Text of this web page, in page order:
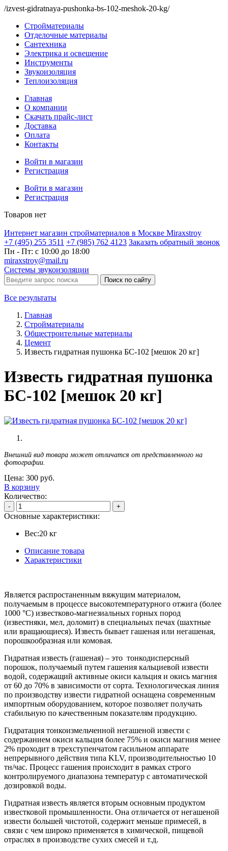
/izvest-gidratnaya-pushonka-bs-102-meshok-20-kg/
Стройматериалы
Отделочные материалы
Сантехника
Электрика и освещение
Инструменты
Звукоизоляция
Теплоизоляция
Главная
О компании
Скачать прайс-лист
Доставка
Оплата
Контакты
Войти в магазин
Регистрация
Войти в магазин
Регистрация
Товаров нет
Интернет магазин стройматериалов в Москве Miraxstroy
+7 (495) 255 3511 +7 (985) 762 4123 Заказать обратный звонок
Пн - Пт: с 10:00 до 18:00
miraxstroy@mail.ru
Системы звукоизоляции
Поиск по сайту
Все результаты
Главная
Стройматериалы
Общестроительные материалы
Цемент
Известь гидратная пушонка БС-102 [мешок 20 кг]
Известь гидратная пушонка
БС-102 [мешок 20 кг]
Внешний вид товара может отличатся от представленного на
фотографии.
Цена: 300 руб.
В корзину
Количество:
- +
Основные характеристики:
Вес:20 кг
Описание товара
Характеристики
Является распростаненным вяжущим материалом,
получаемым в процессе высокотемпературного отжига (более
1000 °С) известково-магнезиальных горных пород
(известняки, мел, доломит) в специальных печах (шахтные
или вращающиеся). Известь бывает гашеная или негашеная,
порошкообразная или комовая.
Гидратная известь (гашеная) – это тонкодисперсный
порошок, получаемый путем гашения кальциевой извести
водой, содержащий активные окиси кальция и окись магния
от 60 до 70% в зависимости от сорта. Технологическая линия
по производству извести гидратной оснащена современным
импортным оборудованием, которое позволяет получать
стабильную по качественным показателям продукцию.
Гидратация тонкоизмельченной негашеной извести с
содержанием окиси кальция более 75% и окиси магния менее
2% проходит в трехступенчатом гасильном аппарате
непрерывного действия типа KLV, производительностью 10
тн/час. Процесс гашения происходит в рамках строго
контролируемого диапазона температур с автоматической
дозировкой воды.
Гидратная известь является вторым основным продуктом
известковой промышленности. Она отличается от негашеной
извести большей чистотой, содержит меньше примесей, в
связи с чем широко применяется в химической, пищевой
отраслях в производстве сухих смесей и т.д.